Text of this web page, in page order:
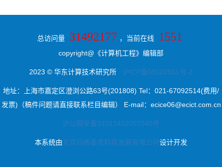
总访问量 31492177 ，当前在线 1551
copyright@《计算机工程》编辑部
2023 © 华东计算技术研究所 沪ICP备08102551号-2
地址：上海市嘉定区澄浏公路63号(201808) Tel：021-67092514(费用/
发票)（稿件问题请直接联系栏目编辑） E-mail：ecice06@ecict.com.cn
沪公网安备31011402007040号
本系统由北京玛格泰克科技发展有限公司设计开发